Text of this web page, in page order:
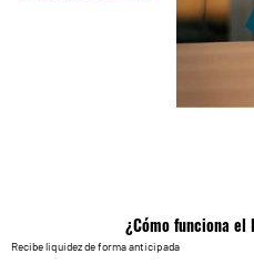
¿Cómo funciona el
Recibe liquidez de forma anticipada